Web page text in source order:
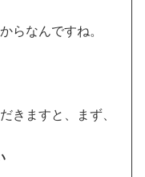
らなんですね。
きますと、まず、